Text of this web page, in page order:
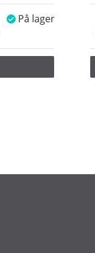
På lager